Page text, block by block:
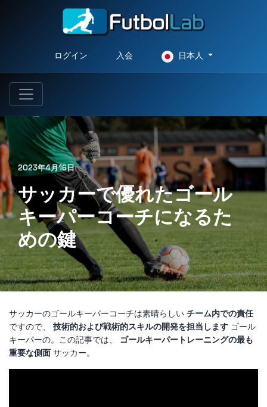
ログイン 入会 日本人
2023年4月16日
サッカーで優れたゴール
キーパーコーチになるた
めの鍵
サッカーのゴールキーパーコーチは素晴らしい チーム内での責任
ですので、 技術的および戦術的スキルの開発を担当します ゴール
キーパーの。この記事では、
ゴールキーパートレーニングの最も
重要な側面 サッカー。